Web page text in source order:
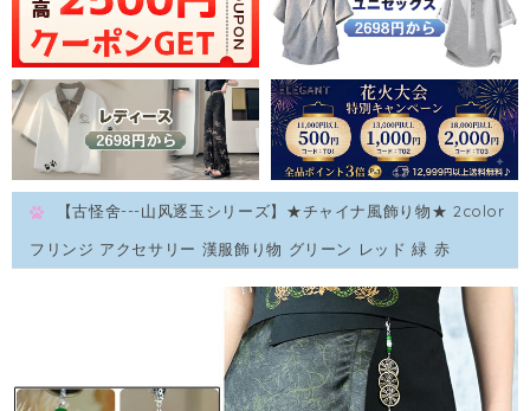
【古怪舍---山风逐玉シリーズ】★チャイナ風飾り物★ 2color
フリンジ アクセサリー 漢服飾り物 グリーン レッド 緑 赤